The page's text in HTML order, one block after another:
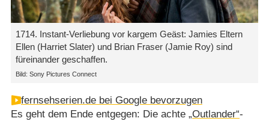
1714. Instant-Verliebung vor kargem Geäst: Jamies Eltern
Ellen (Harriet Slater) und Brian Fraser (Jamie Roy) sind
füreinander geschaffen.
Bild: Sony Pictures Connect
fernsehserien.de bei Google bevorzugen
Es geht dem Ende entgegen: Die achte „Outlander“-